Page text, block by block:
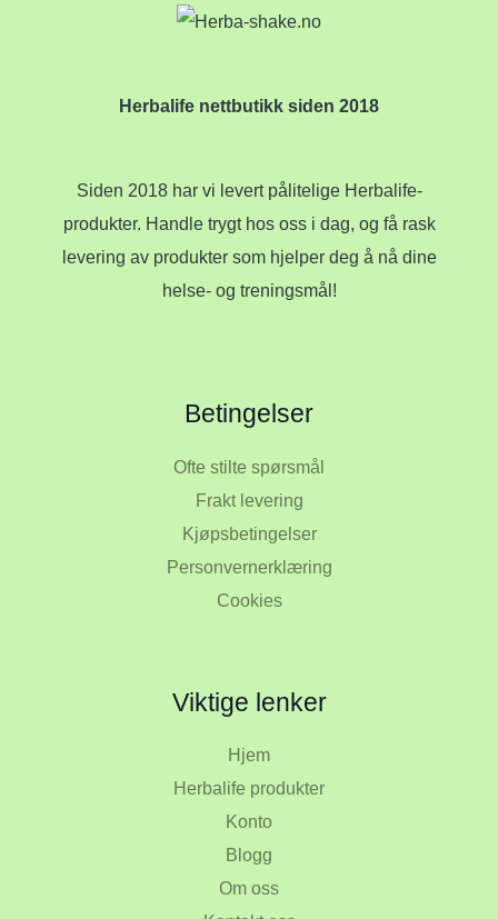
Herbalife nettbutikk siden 2018
Siden 2018 har vi levert pålitelige Herbalife-
produkter. Handle trygt hos oss i dag, og få rask
levering av produkter som hjelper deg å nå dine
helse- og treningsmål!
Betingelser
Ofte stilte spørsmål
Frakt levering
Kjøpsbetingelser
Personvernerklæring
Cookies
Viktige lenker
Hjem
Herbalife produkter
Konto
Blogg
Om oss